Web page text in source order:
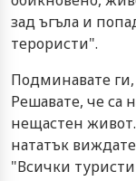
зад ъгъла и
терористи".
Подминавате
Решавате, че са
нещастен
нататък
"Всички туристи